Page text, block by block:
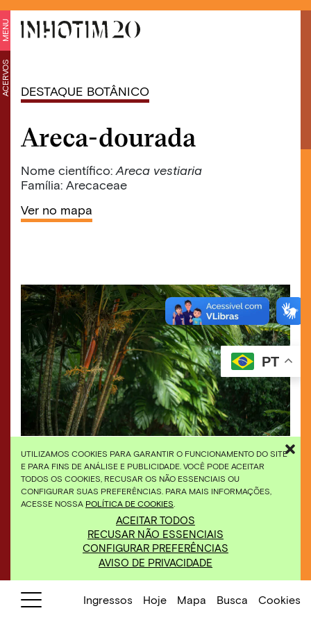
UTILIZAMOS COOKIES PARA GARANTIR O FUNCIONAMENTO DO SITE
E PARA FINS DE ANÁLISE E PUBLICIDADE. VOCÊ PODE ACEITAR
TODOS OS COOKIES, RECUSAR OS NÃO ESSENCIAIS OU
CONFIGURAR SUAS PREFERÊNCIAS. PARA MAIS INFORMAÇÕES,
ACESSE NOSSA POLÍTICA DE COOKIES
ACEITAR TODOS
RECUSAR NÃO ESSENCIAIS
CONFIGURAR PREFERÊNCIAS
AVISO DE PRIVACIDADE
MENU
ACERVOS DESTAQUE BOTÂNICO
Areca-dourada
Nome científico: Areca vestiaria
Família: Arecaceae
Ver no mapa
A areca-dourada é um destaque do eixo amarelo do
Inhotim e está próxima ao Largo das Orquídeas.
Foto: João Marcos Rosa/Nitro.
PT
Ingressos Hoje Mapa Busca Cookies